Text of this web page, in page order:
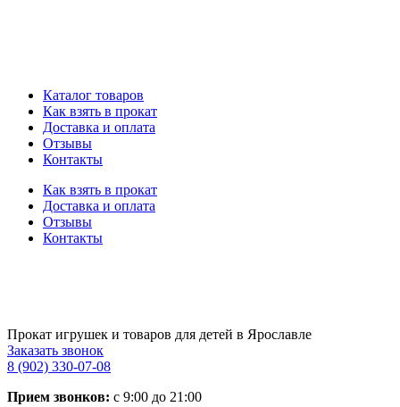
Каталог товаров
Как взять в прокат
Доставка и оплата
Отзывы
Контакты
Как взять в прокат
Доставка и оплата
Отзывы
Контакты
Прокат игрушек и товаров для детей в Ярославле
Заказать звонок
8 (902) 330-07-08
Прием звонков: с 9:00 до 21:00